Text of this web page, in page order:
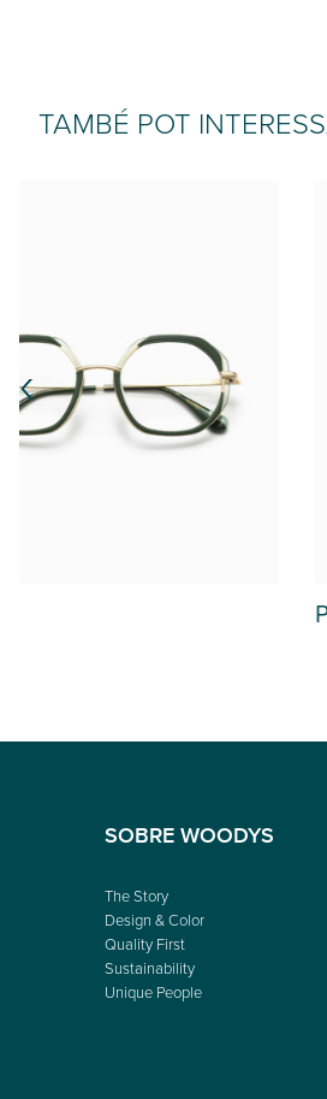
TAMBÉ POT
‹
SOBRE WOODYS
The Story
Design & Color
Quality First
Sustainability
Unique People